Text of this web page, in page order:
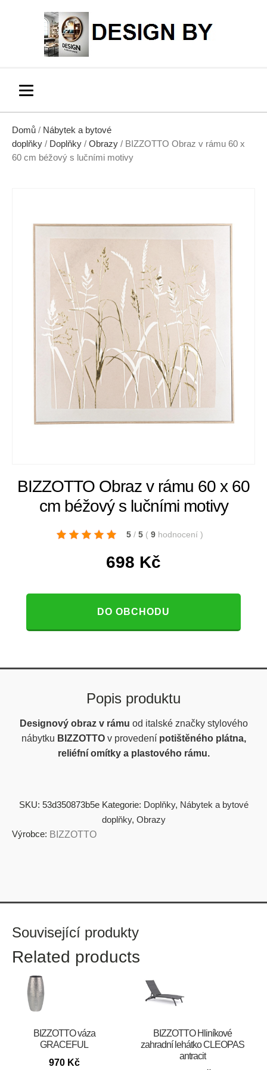
Domů / Nábytek a bytové
doplňky / Doplňky / Obrazy / BIZZOTTO Obraz v rámu 60 x
60 cm béžový s lučními motivy
BIZZOTTO Obraz v rámu 60 x 60
cm béžový s lučními motivy
5 / 5 ( 9 hodnocení )
698 Kč
DO OBCHODU
Popis produktu
Designový obraz v rámu od italské značky stylového
nábytku BIZZOTTO v provedení potištěného plátna,
reliéfní omítky a plastového rámu.
SKU: 53d350873b5e Kategorie: Doplňky, Nábytek a bytové
doplňky, Obrazy
Výrobce: BIZZOTTO
Související produkty
Related products
BIZZOTTO váza
GRACEFUL
970 Kč
BIZZOTTO Hliníkové
zahradní lehátko CLEOPAS
antracit